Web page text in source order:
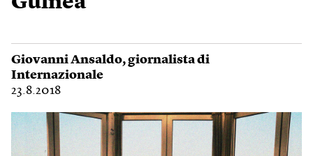
Giovanni Ansaldo, giornalista di
Internazionale
23.8.2018